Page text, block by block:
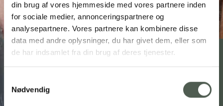
din brug af vores hjemmeside med vores partnere inden
for sociale medier, annonceringspartnere og
analysepartnere. Vores partnere kan kombinere disse
data med andre oplysninger, du har givet dem, eller som
de har indsamlet fra din brug af deres tjenester.
Nødvendig
Lille Holmgård Bryghus
Fødevarepark Skjern Enge, Feldsingvej 3,